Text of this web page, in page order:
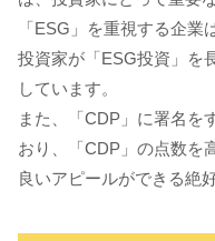
「ESG」を重視する企
投資家が「ESG投資」を
しています。
また、「CDP」に署名を
おり、「CDP」の点数を
良いアピールができる絶